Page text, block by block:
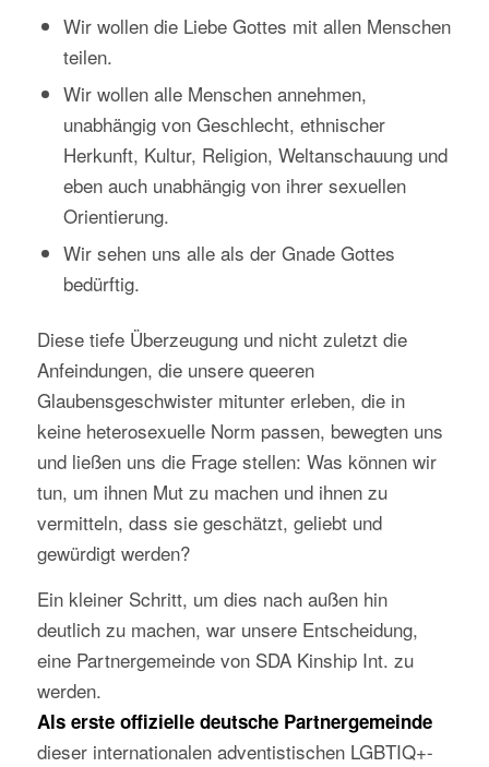
Wir wollen die Liebe Gottes mit allen Menschen
teilen.
Wir wollen alle Menschen annehmen,
unabhängig von Geschlecht, ethnischer
Herkunft, Kultur, Religion, Weltanschauung und
eben auch unabhängig von ihrer sexuellen
Orientierung.
Wir sehen uns alle als der Gnade Gottes
bedürftig.
Diese tiefe Überzeugung und nicht zuletzt die
Anfeindungen, die unsere queeren
Glaubensgeschwister mitunter erleben, die in
keine heterosexuelle Norm passen, bewegten uns
und ließen uns die Frage stellen: Was können wir
tun, um ihnen Mut zu machen und ihnen zu
vermitteln, dass sie geschätzt, geliebt und
gewürdigt werden?
Ein kleiner Schritt, um dies nach außen hin
deutlich zu machen, war unsere Entscheidung,
eine Partnergemeinde von SDA Kinship Int. zu
werden.
Als erste offizielle deutsche Partnergemeinde
dieser internationalen adventistischen LGBTIQ+-